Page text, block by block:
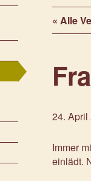
« Alle
24. April
Immer
einlädt.